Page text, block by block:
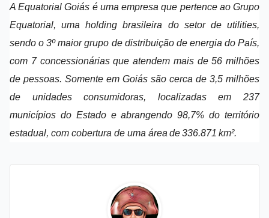
A Equatorial Goiás é uma empresa que pertence ao Grupo
Equatorial, uma holding brasileira do setor de utilities,
sendo o 3º maior grupo de distribuição de energia do País,
com 7 concessionárias que atendem mais de 56 milhões
de pessoas. Somente em Goiás são cerca de 3,5 milhões
de unidades consumidoras, localizadas em 237
municípios do Estado e abrangendo 98,7% do território
estadual, com cobertura de uma área de 336.871 km².